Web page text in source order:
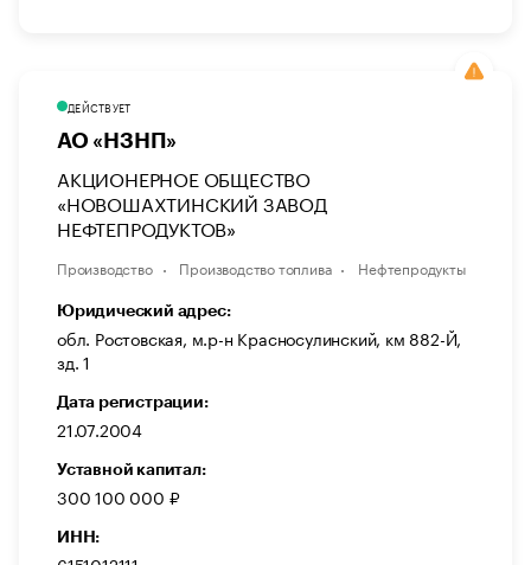
ДЕЙСТВУЕТ
АО «НЗНП»
АКЦИОНЕРНОЕ ОБЩЕСТВО
«НОВОШАХТИНСКИЙ ЗАВОД
НЕФТЕПРОДУКТОВ»
Производство Производство топлива Нефтепродукты
Юридический адрес:
обл. Ростовская, м.р-н Красносулинский, км 882-Й,
зд. 1
Дата регистрации:
21.07.2004
Уставной капитал:
300 100 000 ₽
ИНН: